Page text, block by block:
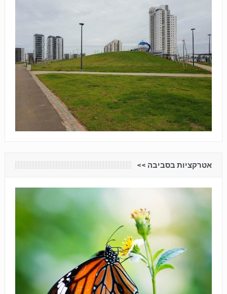
אטרקציות בסביבה <<